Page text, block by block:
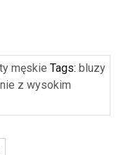
męskie Tags: bluzy
z wysokim